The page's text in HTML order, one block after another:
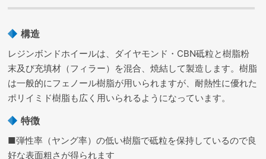
構造
レジンボンドホイールは、ダイヤモンド・CBN砥粒と樹脂粉
末及び充填材（フィラー）を混合、焼結して製造します。樹脂
は一般的にフェノール樹脂が用いられますが、耐熱性に優れた
ポリイミド樹脂も広く用いられるようになっています。
特徴
■弾性率（ヤング率）の低い樹脂で砥粒を保持しているので良
好な表面粗さが得られます